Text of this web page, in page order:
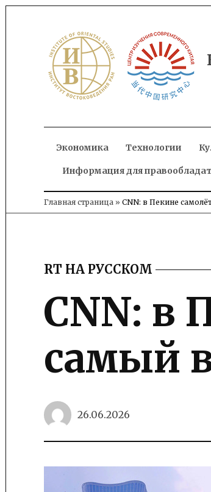
content
Экономика Технологии
Информация для
Главная страница » CNN: в Пекине
POSTED
RT НА РУССКОМ
CNN: в
самый
26.06.2026